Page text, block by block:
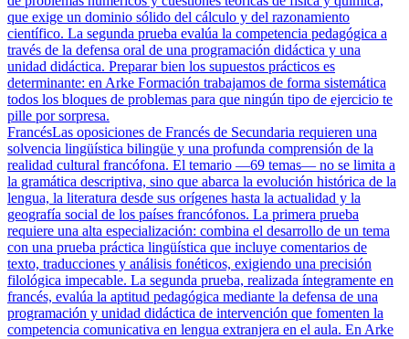
que exige un dominio sólido del cálculo y del razonamiento
científico. La segunda prueba evalúa la competencia pedagógica a
través de la defensa oral de una programación didáctica y una
unidad didáctica. Preparar bien los supuestos prácticos es
determinante: en Arke Formación trabajamos de forma sistemática
todos los bloques de problemas para que ningún tipo de ejercicio te
pille por sorpresa.
FrancésLas oposiciones de Francés de Secundaria requieren una
solvencia lingüística bilingüe y una profunda comprensión de la
realidad cultural francófona. El temario —69 temas— no se limita a
la gramática descriptiva, sino que abarca la evolución histórica de la
lengua, la literatura desde sus orígenes hasta la actualidad y la
geografía social de los países francófonos. La primera prueba
requiere una alta especialización: combina el desarrollo de un tema
con una prueba práctica lingüística que incluye comentarios de
texto, traducciones y análisis fonéticos, exigiendo una precisión
filológica impecable. La segunda prueba, realizada íntegramente en
francés, evalúa la aptitud pedagógica mediante la defensa de una
programación y unidad didáctica de intervención que fomenten la
competencia comunicativa en lengua extranjera en el aula. En Arke